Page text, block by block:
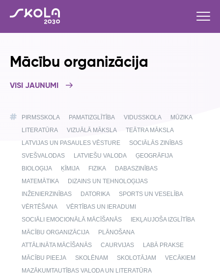
Mācību organizācija
VISI JAUNUMI
PIRMSSKOLA PAMATIZGLĪTĪBA VIDUSSKOLA
MŪZIKA
LITERATŪRA
VIZUĀLĀ MĀKSLA
TEĀTRA MĀKSLA
LATVIJAS UN PASAULES VĒSTURE
SOCIĀLĀS ZINĪBAS
SVEŠVALODAS
LATVIEŠU VALODA
ĢEOGRĀFIJA
BIOLOĢIJA
ĶĪMIJA FIZIKA
DABASZINĪBAS
MATEMĀTIKA
DIZAINS UN TEHNOLOĢIJAS
INŽENIERZINĪBAS
DATORIKA
SPORTS UN VESELĪBA
VĒRTĒŠANA
VĒRTĪBAS UN IERADUMI
SOCIĀLI EMOCIONĀLĀ MĀCĪŠANĀS
IEKĻAUJOŠA IZGLĪTĪBA
MĀCĪBU ORGANIZĀCIJA
PLĀNOŠANA
ATTĀLINĀTA MĀCĪŠANĀS
CAURVIJAS
LABĀ PRAKSE
MĀCĪBU PIEEJA
SKOLĒNAM SKOLOTĀJAM
VECĀKIEM
MAZĀKUMTAUTĪBAS VALODA UN LITERATŪRA